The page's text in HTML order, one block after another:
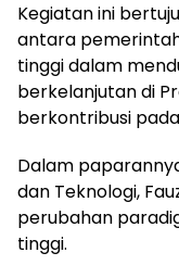
Kegiatan ini
antara
tinggi dalam
berkelanjutan di
berkontribusi
Dalam
dan Teknologi,
perubahan
tinggi.